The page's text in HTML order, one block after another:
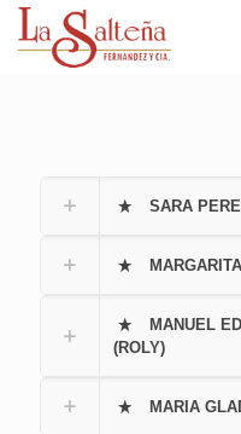
SARA
MANUEL
(ROLY)
MARIA